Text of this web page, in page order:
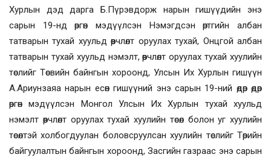
Хурлын дэд дарга Б.Пүрэвдорж нарын гишүүдийн энэ
сарын 19-ндөргөн мэдүүлсэн Нэмэгдсэн өртгийн албан
татварын тухай хуульд өөрчлөлт оруулах тухай, Онцгой албан
татварын тухай хуульд нэмэлт, өөрчлөлт оруулах тухай хуулийн
төслийг Төсвийн байнгын хороонд, Улсын Их Хурлын гишүүн
А.Ариунзаяа нарын есөн гишүүний энэ сарын 19-ний өдөр өдөр
өргөн мэдүүлсэн Монгол Улсын Их Хурлын тухай хуульд
нэмэлт өөрчлөлт оруулах тухай хуулийн төсөл болон уг хуулийн
төсөлтэй холбогдуулан боловсруулсан хуулийн төслийгТөрийн
байгуулалтын байнгын хороонд, Засгийн газраас энэ сарын